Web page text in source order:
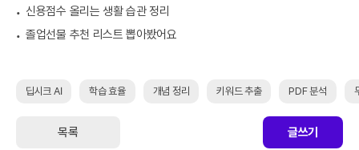
신용점수 올리는 생활 습관 정리
졸업선물 추천 리스트 뽑아봤어요
딥시크 AI 학습 효율 개념 정리 키워드 추출 PDF 분석
목록 글쓰기